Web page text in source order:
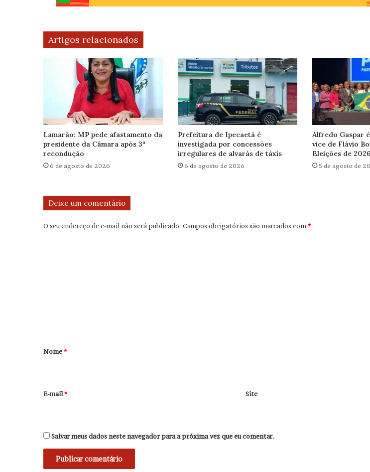
Artigos relacionados
Lamarão: MP pede afastamento da
presidente da Câmara após 3ª
recondução
6 de agosto de 2026
Prefeitura de Ipecaetá é
investigada por concessões
irregulares de alvarás de táxis
6 de agosto de 2026
Alfredo Gaspar
vice de Flávio
Eleições de 2026
5 de agosto de
Deixe um comentário
O seu endereço de e-mail não será publicado. Campos obrigatórios são marcados com*
r
*
Nome*
E-mail* Site
Salvar meus dados neste navegador para a próxima vez que eu comentar.